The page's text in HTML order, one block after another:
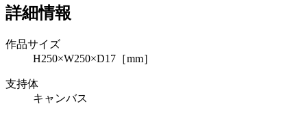
詳細情報
作品サイズ
H250×W250×D17［mm］
支持体
キャンバス